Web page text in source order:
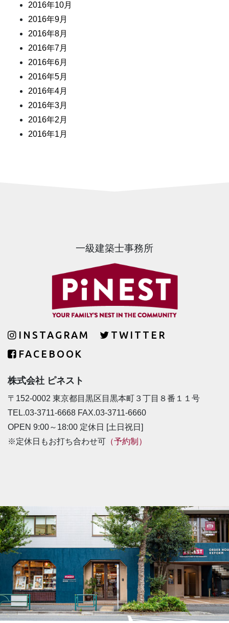
2016年10月
2016年9月
2016年8月
2016年7月
2016年6月
2016年5月
2016年4月
2016年3月
2016年2月
2016年1月
一級建築士事務所
INSTAGRAM
TWITTER
FACEBOOK
株式会社 ピネスト
〒152-0002 東京都目黒区目黒本町３丁目８番１１号
TEL.03-3711-6668 FAX.03-3711-6660
OPEN 9:00～18:00 定休日 [土日祝日]
※定休日もお打ち合わせ可 （予約制）